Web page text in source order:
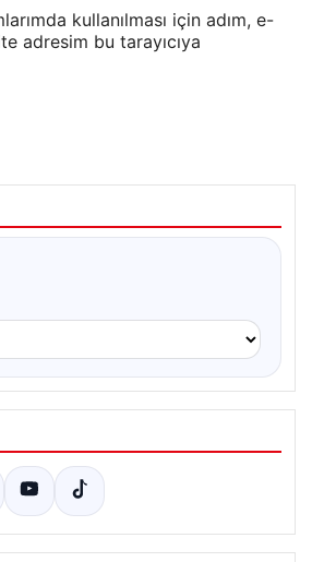
kullanılması için adım, e-
adresim bu tarayıcıya